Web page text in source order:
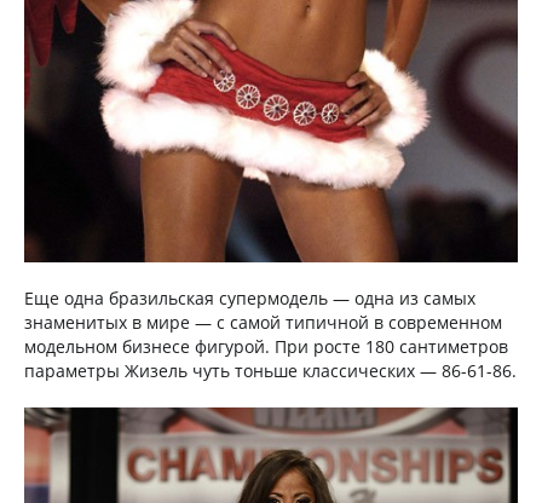
Еще одна бразильская супермодель — одна из самых
знаменитых в мире — с самой типичной в современном
модельном бизнесе фигурой. При росте 180 сантиметров
параметры Жизель чуть тоньше классических — 86-61-86.